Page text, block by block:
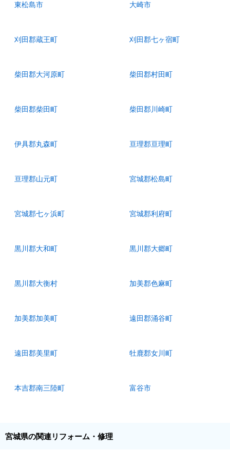
東松島市 大崎市
刈田郡蔵王町 刈田郡七ヶ宿町
柴田郡大河原町 柴田郡村田町
柴田郡柴田町 柴田郡川崎町
伊具郡丸森町 亘理郡亘理町
亘理郡山元町 宮城郡松島町
宮城郡七ヶ浜町 宮城郡利府町
黒川郡大和町 黒川郡大郷町
黒川郡大衡村 加美郡色麻町
加美郡加美町 遠田郡涌谷町
遠田郡美里町 牡鹿郡女川町
本吉郡南三陸町 富谷市
宮城県の関連リフォーム・修理